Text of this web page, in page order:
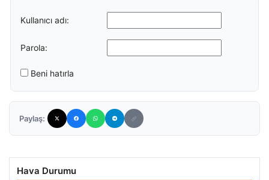
Kullanıcı adı:
Parola:
Beni hatırla
Paylaş:
Hava Durumu